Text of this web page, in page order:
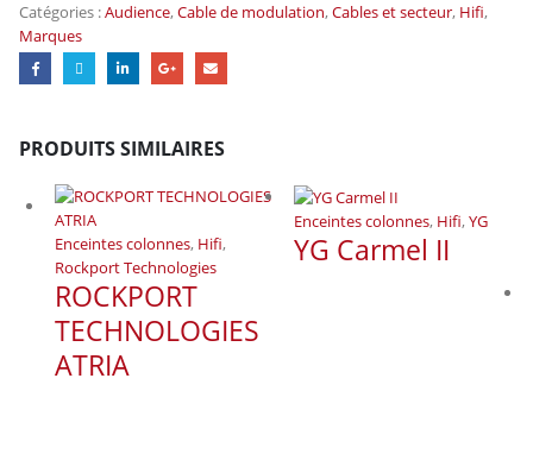
Catégories :Audience,Cable de modulation,Cables et secteur, Hifi,
Marques
PRODUITS SIMILAIRES
Enceintes colonnes, Hifi,
Rockport Technologies
ROCKPORT
TECHNOLOGIES
ATRIA
Enceintes colonnes, Hifi,YG
YG Carmel II